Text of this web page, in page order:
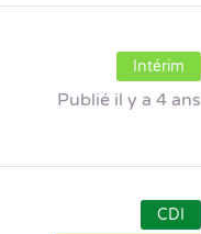
Intérim
Publié il y a 4 ans
CDI